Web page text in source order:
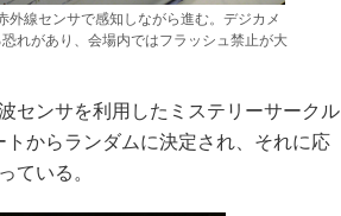
線センサで感知しながら進む。デジカメ
れがあり、会場内ではフラッシュ禁止が大
センサを利用したミステリーサークル
からランダムに決定され、それに応
ている。